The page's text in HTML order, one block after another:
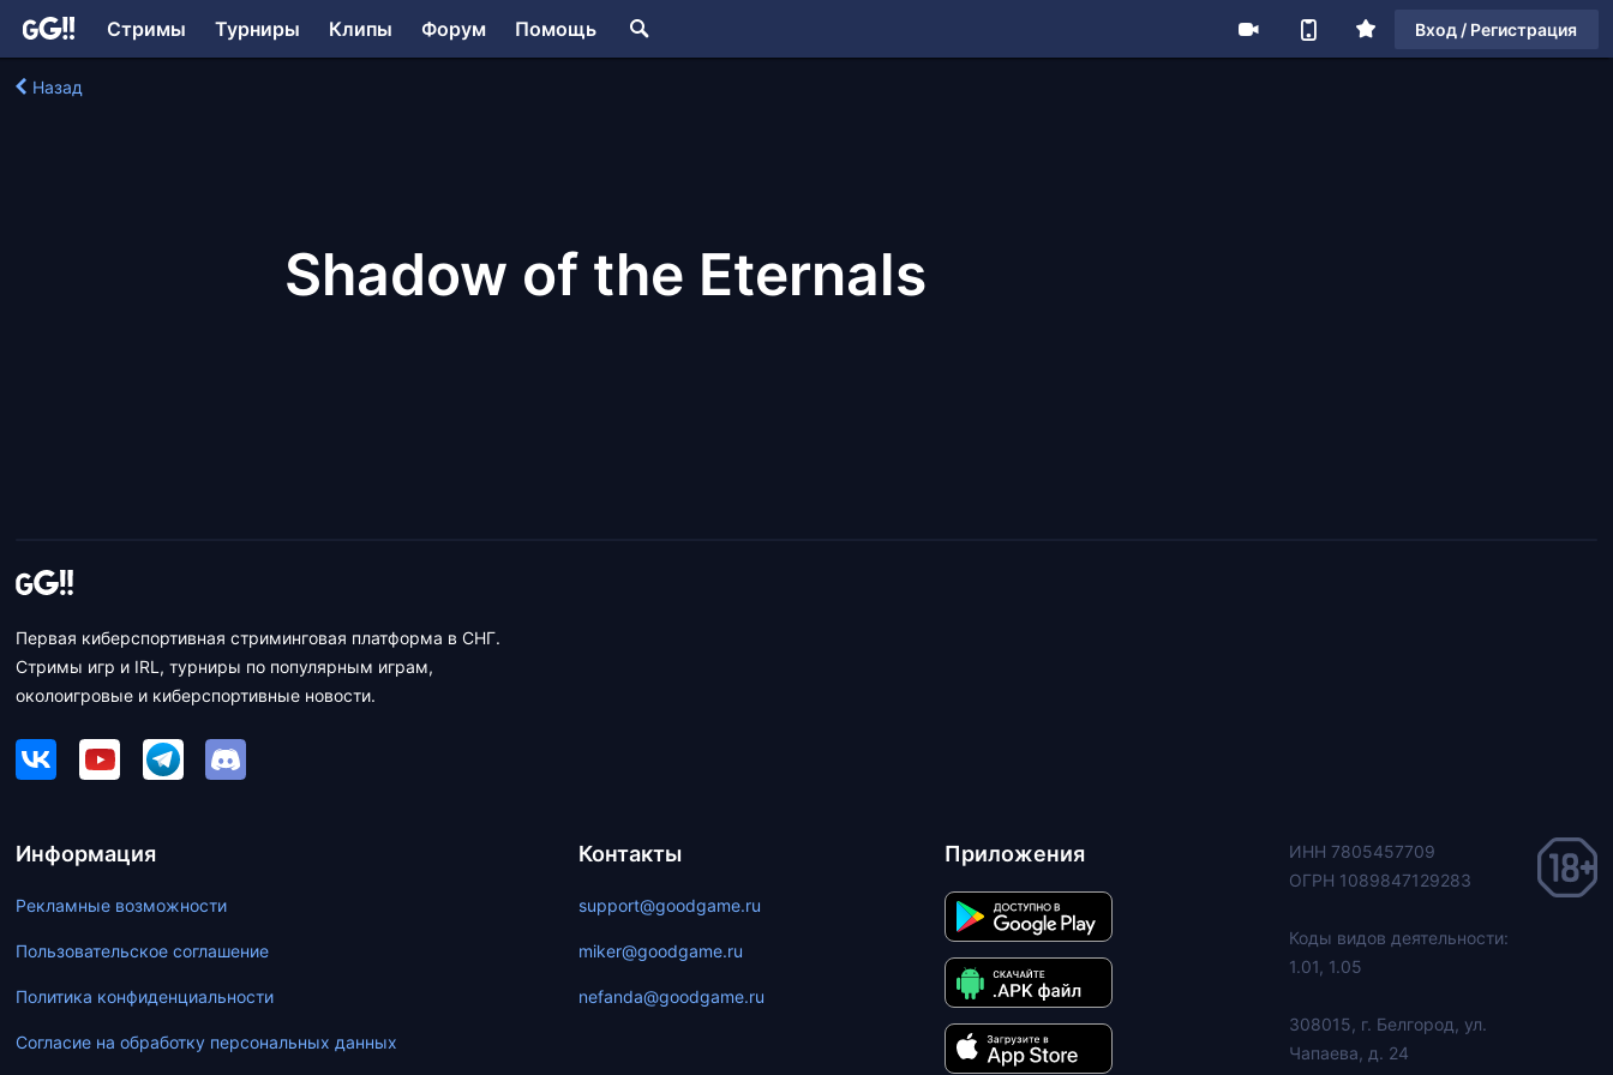
Стримы Турниры Клипы Форум Помощь Вход / Регистрация
Назад
Shadow of the Eternals
Первая киберспортивная стриминговая платформа в СНГ.
Стримы игр и IRL, турниры по популярным играм,
околоигровые и киберспортивные новости.
Информация
Рекламные возможности
Пользовательское соглашение
Политика конфиденциальности
Согласие на обработку персональных данных
Контакты
support@goodgame.ru
miker@goodgame.ru
nefanda@goodgame.ru
Приложения
ИНН 7805457709
ОГРН 1089847129283
Коды видов деятельности:
1.01, 1.05
308015, г. Белгород, ул.
Чапаева, д. 24